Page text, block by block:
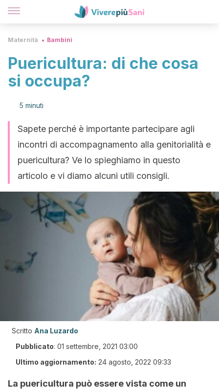
Maternità Bambini
Puericultura: di che cosa
si occupa?
5 minuti
Sapete perché è importante partecipare agli
incontri di accompagnamento alla genitorialità e
puericultura? Ve lo spieghiamo in questo
articolo e vi diamo alcuni utili consigli.
Scritto Ana Luzardo
Pubblicato: 01 settembre, 2021 03:00
Ultimo aggiornamento: 24 agosto, 2022 09:33
La puericultura può essere vista come un